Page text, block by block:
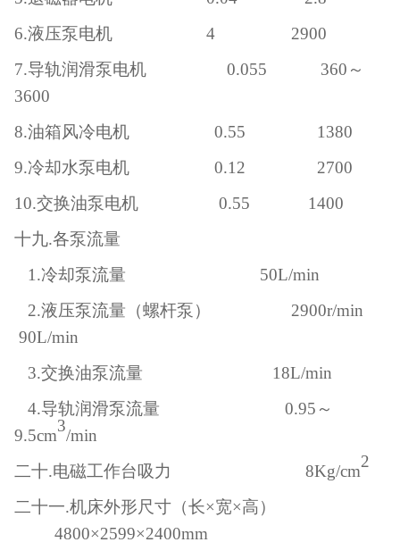
6.液压泵电机 4 2900
7.导轨润滑泵电机 0.055 360～
3600
8.油箱风冷电机 0.55 1380
9.冷却水泵电机 0.12 2700
10.交换油泵电机 0.55 1400
十九.各泵流量
1.冷却泵流量 50L/min
2.液压泵流量（螺杆泵） 2900r/min
90L/min
3.交换油泵流量 18L/min
4.导轨润滑泵流量 0.95～
9.5cm
3
/min
二十.电磁工作台吸力 8Kg/cm
2
二十一.机床外形尺寸（长×宽×高）
4800×2599×2400mm